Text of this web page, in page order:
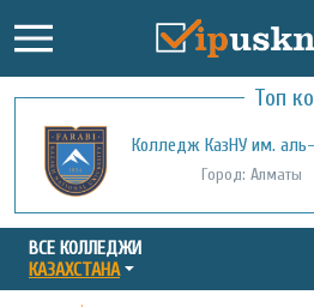
Топ
Колледж КазНУ им.
Город: Алматы
ВСЕ КОЛЛЕДЖИ
КАЗАХСТАНА